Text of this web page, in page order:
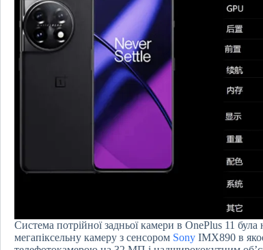
Система потрійної задньої камери в OnePlus 11
мегапіксельну камеру з сенсором Sony IMX890 в